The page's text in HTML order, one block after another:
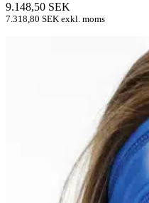
9.148,50 SEK
7.318,80 SEK exkl. moms